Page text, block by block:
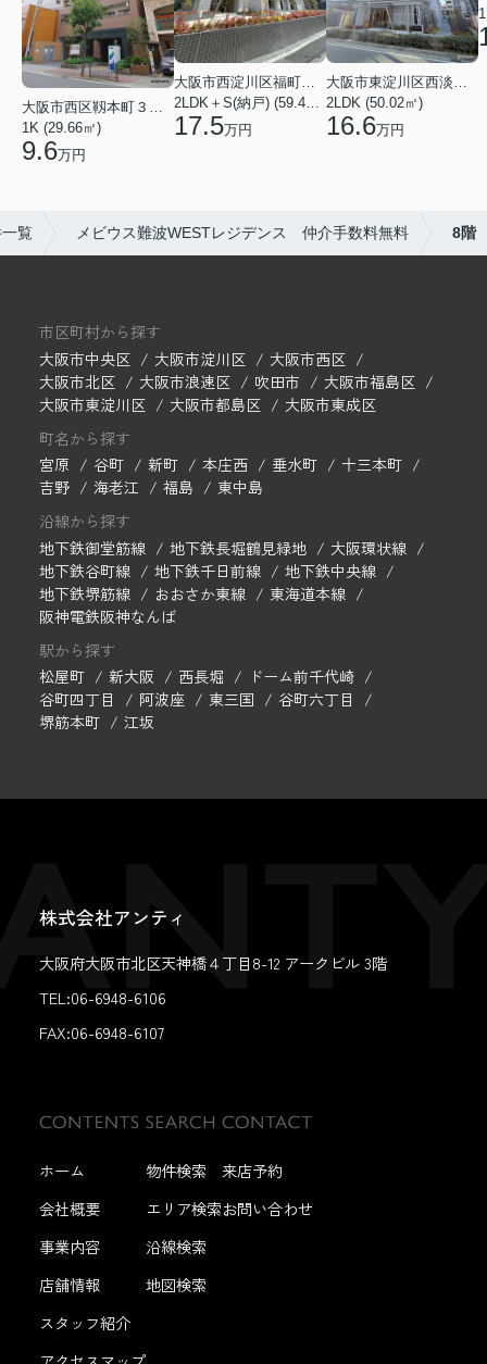
大阪市西区靱本町３丁目
1K (29.66㎡)
9.6万円
大阪市西淀川区福町２丁目
2LDK＋S(納戸) (59.48㎡)
17.5万円
大阪市東淀川区西淡路１丁目
2LDK (50.02㎡)
16.6万円
覧 メビウス難波WESTレジデンス 仲介手数料無料 8階
市区町村から探す
大阪市中央区
大阪市淀川区
大阪市西区
大阪市北区
大阪市浪速区 吹田市
大阪市福島区
大阪市東淀川区
大阪市都島区
大阪市東成区
町名から探す
宮原
谷町 新町 本庄西 垂水町
十三本町
吉野
海老江 福島
東中島
沿線から探す
地下鉄御堂筋線
地下鉄長堀鶴見緑地
大阪環状線
地下鉄谷町線
地下鉄千日前線
地下鉄中央線
地下鉄堺筋線
おおさか東線
東海道本線
阪神電鉄阪神なんば
駅から探す
松屋町
新大阪 西長堀
ドーム前千代崎
谷町四丁目
阿波座 東三国
谷町六丁目
堺筋本町
江坂
株式会社アンティ
大阪府大阪市北区天神橋４丁目8-12 アークビル 3階
TEL:06-6948-6106
FAX:06-6948-6107
ホーム
会社概要
事業内容
店舗情報
スタッフ紹介
物件検索
エリア検索
沿線検索
地図検索
来店予約
お問い合わせ